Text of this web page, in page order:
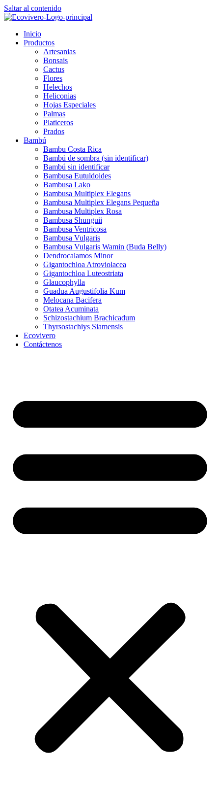
Saltar al contenido
Inicio
Productos
Artesanias
Bonsais
Cactus
Flores
Helechos
Heliconias
Hojas Especiales
Palmas
Platiceros
Prados
Bambú
Bambu Costa Rica
Bambú de sombra (sin identificar)
Bambú sin identificar
Bambusa Eutuldoides
Bambusa Lako
Bambusa Multiplex Elegans
Bambusa Multiplex Elegans Pequeña
Bambusa Multiplex Rosa
Bambusa Shunguii
Bambusa Ventricosa
Bambusa Vulgaris
Bambusa Vulgaris Wamin (Buda Belly)
Dendrocalamos Minor
Gigantochloa Atroviolacea
Gigantochloa Luteostriata
Glaucophylla
Guadua Augustifolia Kum
Melocana Bacifera
Otatea Acuminata
Schizostachium Brachicadum
Thyrsostachiys Siamensis
Ecovivero
Contáctenos